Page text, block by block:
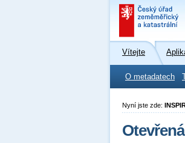
Vítejte
O metadatech
Nyní jste zde: